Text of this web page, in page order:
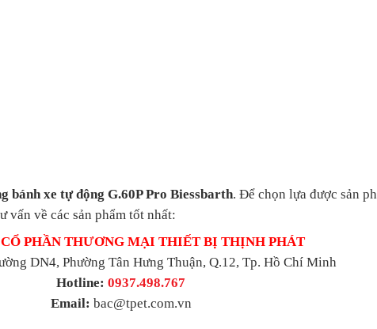
bánh xe tự động G.60P Pro Biessbarth. Để chọn lựa được sản
vấn về các sản phẩm tốt nhất:
PHẦN THƯƠNG MẠI THIẾT BỊ THỊNH PHÁT
DN4, Phường Tân Hưng Thuận, Q.12, Tp. Hồ Chí Minh
Hotline: 0937.498.767
Email: bac@tpet.com.vn